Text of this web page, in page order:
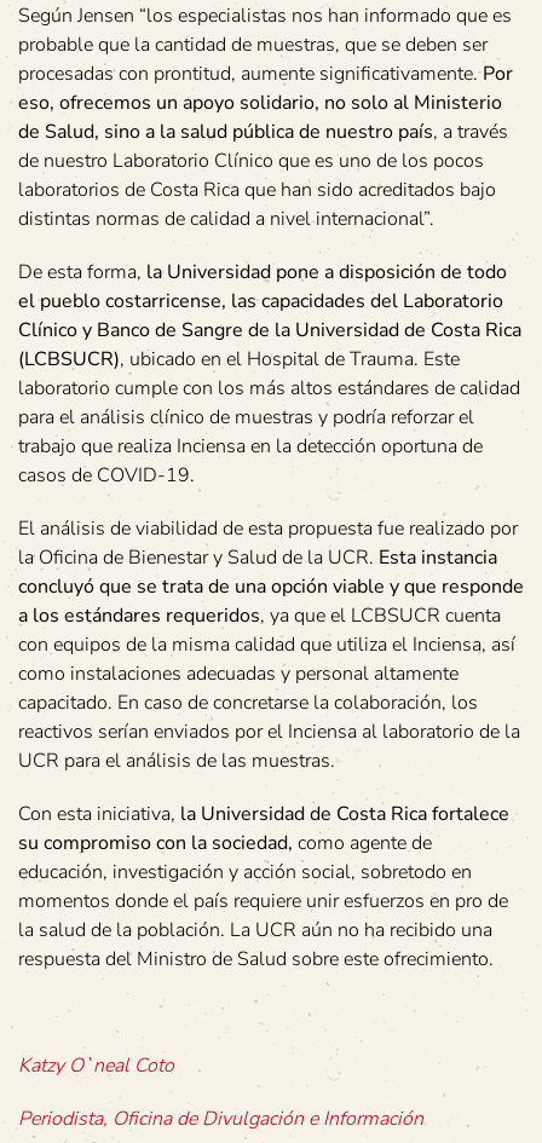
Según Jensen “los especialistas nos han informado que es
probable que la cantidad de muestras, que se deben ser
procesadas con prontitud, aumente significativamente.Por
eso, ofrecemos un apoyo solidario, no solo al Ministerio
de Salud, sino a la salud pública de nuestro país, a través
de nuestro Laboratorio Clínico que es uno de los pocos
laboratorios de Costa Rica que han sido acreditados bajo
distintas normas de calidad a nivel internacional”.
De esta forma, la Universidad pone a disposición de todo
el pueblo costarricense, las capacidades del Laboratorio
Clínico y Banco de Sangre de la Universidad de Costa Rica
(LCBSUCR), ubicado en el Hospital de Trauma. Este
laboratorio cumple con los más altos estándares de calidad
para el análisis clínico de muestras y podría reforzar el
trabajo que realiza Inciensa en la detección oportuna de
casos de COVID-19.
El análisis de viabilidad de esta propuesta fue realizado por
la Oficina de Bienestar y Salud de la UCR. Esta instancia
concluyó que se trata de una opción viable y que responde
a los estándares requeridos, ya que el LCBSUCR cuenta
con equipos de la misma calidad que utiliza el Inciensa, así
como instalaciones adecuadas y personal altamente
capacitado. En caso de concretarse la colaboración, los
reactivos serían enviados por el Inciensa al laboratorio de la
UCR para el análisis de las muestras.
Con esta iniciativa, la Universidad de Costa Rica fortalece
su compromiso con la sociedad, como agente de
educación, investigación y acción social, sobretodo en
momentos donde el país requiere unir esfuerzos en pro de
la salud de la población. La UCR aún no ha recibido una
respuesta del Ministro de Salud sobre este ofrecimiento.
Katzy O`neal Coto
Periodista, Oficina de Divulgación e Información